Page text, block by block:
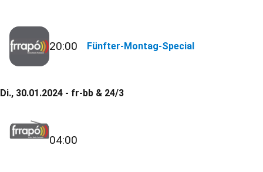
20:00 Fünfter-Montag-Special
Di., 30.01.2024 - fr-bb & 24/3
04:00